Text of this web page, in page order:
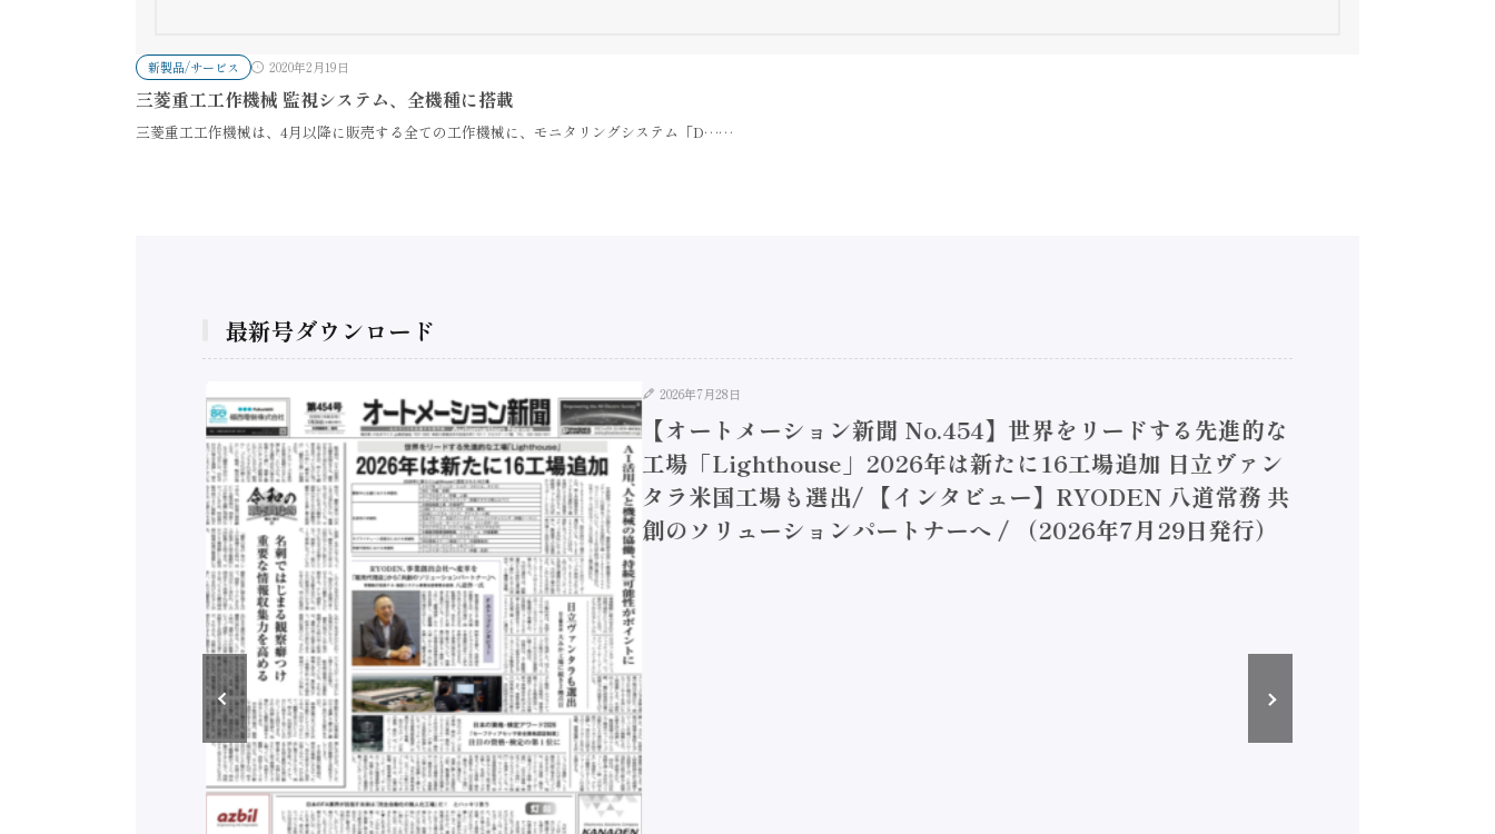
新製品/サービス 2020年2月19日
三菱重工工作機械 監視システム、全機種に搭載
三菱重工工作機械は、4月以降に販売する全ての工作機械に、モニタリングシステム「D……
最新号ダウンロード
2026年7月28日
【オートメーション新聞 No.454】世界をリードする先進的な
工場「Lighthouse」2026年は新たに16工場追加 日立ヴァン
タラ米国工場も選出/ 【インタビュー】RYODEN 八道常務 共
創のソリューションパートナーへ / （2026年7月29日発行）